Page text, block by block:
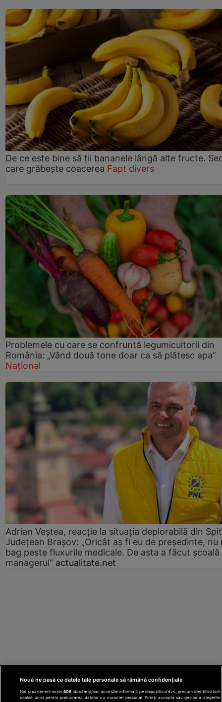
De ce este bine să ții bananele lângă alte fructe.
care grăbește coacerea Fapt divers
Problemele cu care se confruntă legumicultorii din
România: „Vând două tone doar ca să plătesc apa”
Național
Adrian Veștea, reacție la situația deplorabilă din
Județean Brașov: „Oricât aș fi eu de președinte, nu
bag peste fluxurile medicale. De asta a făcut școală
managerul” actualitate.net
Nouă ne pasă ca datele tale personale să rămână confidențiale
Noi și partenerii noștri606 stocăm și/sau accesăm informații pe dispozitivul dvs., precum identificatorii
cookie unici pentru prelucrarea datelor cu caracter personal. Puteți accepta sau gestiona alegerile